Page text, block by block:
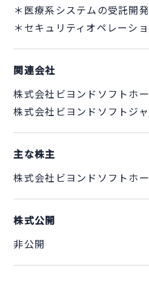
＊医療系システムの受託開発
＊セキュリティオペレーシ
関連会社
株式会社ビヨンドソフトホ
株式会社ビヨンドソフトジ
主な株主
株式会社ビヨンドソフトホ
株式公開
非公開